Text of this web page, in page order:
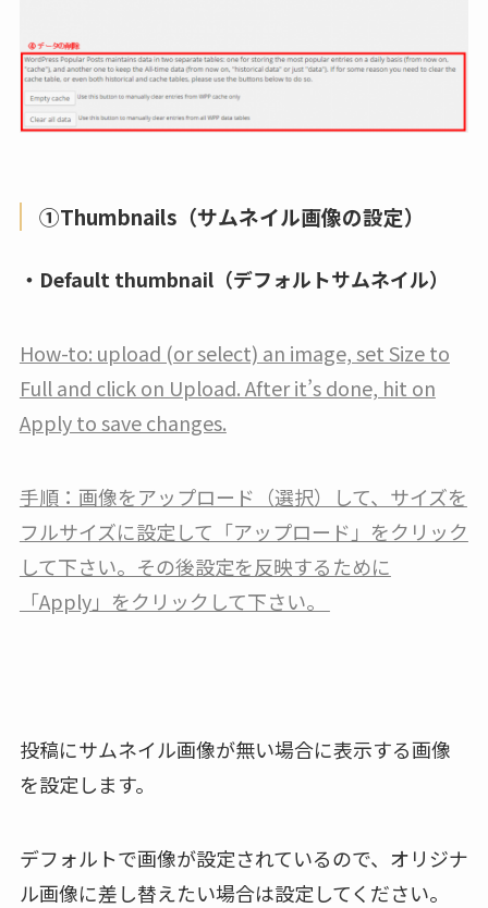
①Thumbnails（サムネイル画像の設定）
・Default thumbnail（デフォルトサムネイル）
How-to: upload (or select) an image, set Size to
Full and click on Upload. After it’s done, hit on
Apply to save changes.
手順：画像をアップロード（選択）して、サイズを
フルサイズに設定して「アップロード」をクリック
して下さい。その後設定を反映するために
「Apply」をクリックして下さい。
投稿にサムネイル画像が無い場合に表示する画像
を設定します。
デフォルトで画像が設定されているので、オリジナ
ル画像に差し替えたい場合は設定してください。